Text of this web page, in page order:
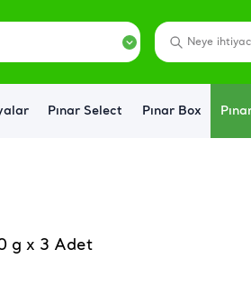
Pınar Select Pınar Box
g x 3 Adet